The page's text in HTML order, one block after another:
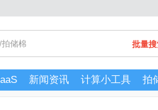
批量
新闻资讯 计算小工具 拍